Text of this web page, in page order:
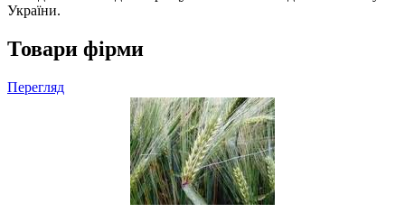
України.
Товари фірми
Перегляд